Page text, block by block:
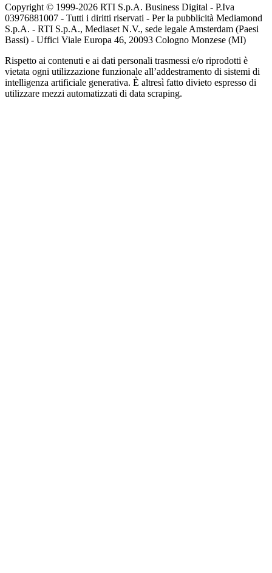
Copyright © 1999-2026 RTI S.p.A. Business Digital - P.Iva
03976881007 - Tutti i diritti riservati - Per la pubblicità Mediamond
S.p.A. - RTI S.p.A., Mediaset N.V., sede legale Amsterdam (Paesi
Bassi) - Uffici Viale Europa 46, 20093 Cologno Monzese (MI)
Rispetto ai contenuti e ai dati personali trasmessi e/o riprodotti è
vietata ogni utilizzazione funzionale all’addestramento di sistemi di
intelligenza artificiale generativa. È altresì fatto divieto espresso di
utilizzare mezzi automatizzati di data scraping.